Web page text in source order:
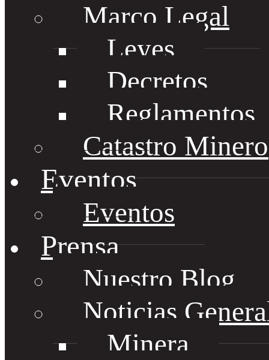
Marco Legal
Leyes
Decretos
Reglamentos
Catastro Minero
Eventos
Eventos
Prensa
Nuestro Blog
Noticias
Minera